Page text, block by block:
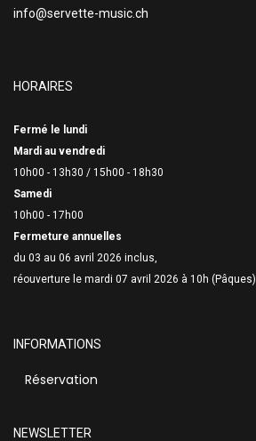
info@servette-music.ch
HORAIRES
Fermé le lundi
Mardi au vendredi
10h00 - 13h30 / 15h00 - 18h30
Samedi
10h00 - 17h00
Fermeture annuelles
du 03 au 06 avril 2026 inclus,
réouverture le mardi 07 avril 2026 à 10h (Pâques)
INFORMATIONS
Réservation
NEWSLETTER